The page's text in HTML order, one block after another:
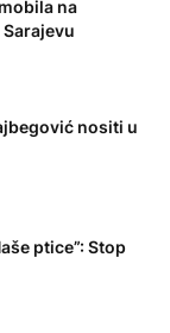
na
nositi u
ptice”: Stop